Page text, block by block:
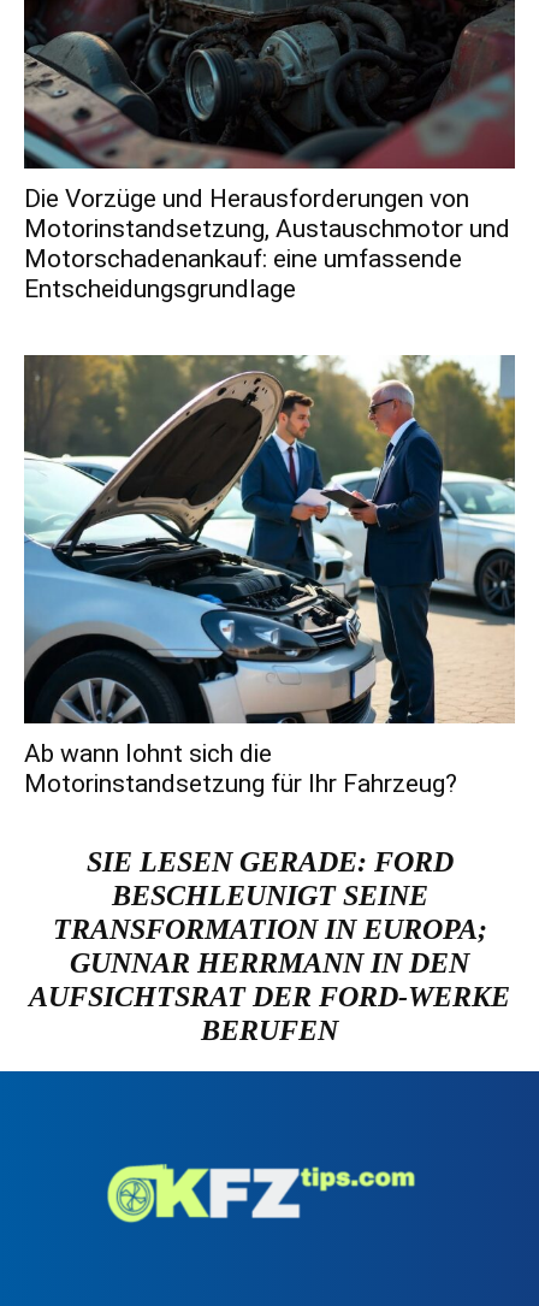
Die Vorzüge und Herausforderungen von
Motorinstandsetzung, Austauschmotor und
Motorschadenankauf: eine umfassende
Entscheidungsgrundlage
Ab wann lohnt sich die
Motorinstandsetzung für Ihr Fahrzeug?
SIE LESEN GERADE: FORD
BESCHLEUNIGT SEINE
TRANSFORMATION IN EUROPA;
GUNNAR HERRMANN IN DEN
AUFSICHTSRAT DER FORD-WERKE
BERUFEN